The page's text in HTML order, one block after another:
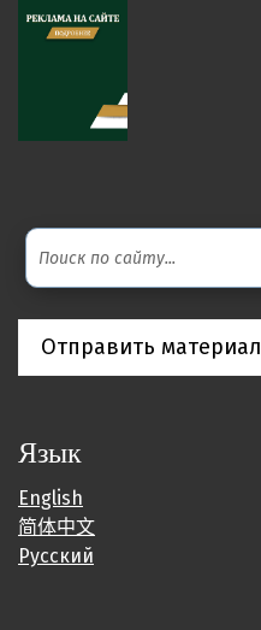
Отправить материал
Язык
English
简体中文
Русский